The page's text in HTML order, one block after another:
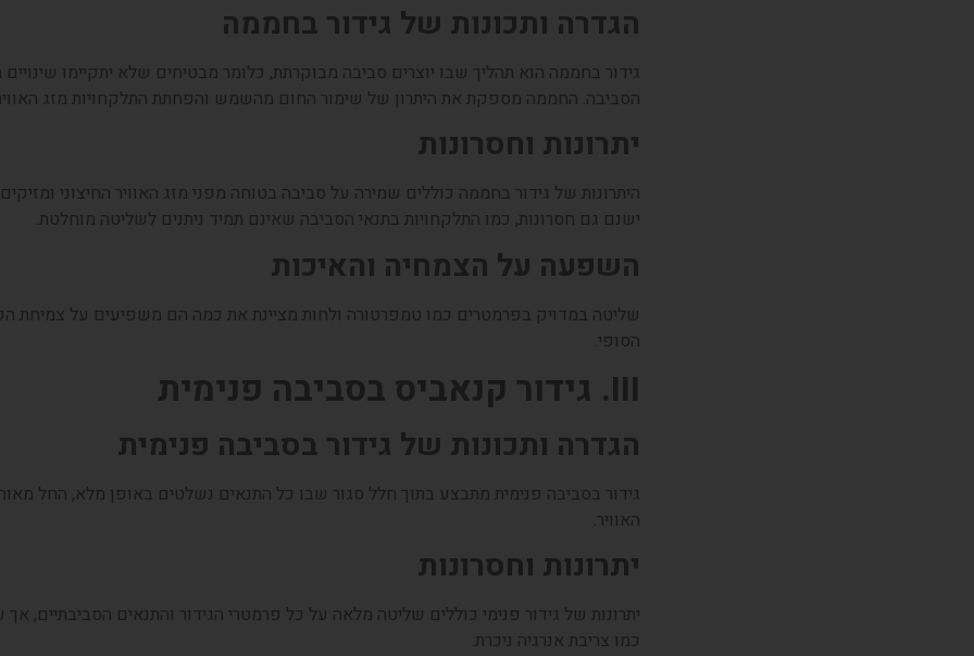
הגדרה ותכונות של גידור בחממה
גידור בחממה הוא תהליך שבו יוצרים סביבה מבוקרתת, כלומר מבטיחים שלא יתקיימו שינויים
הסביבה. החממה מספקת את היתרון של שימור החום מהשמש והפחתת התלקחויות מזג האוויר
יתרונות וחסרונות
היתרונות של גידור בחממה כוללים שמירה על סביבה בטוחה מפני מזג האוויר החיצוני
ישנם גם חסרונות, כמו התלקחויות בתנאי הסביבה שאינם תמיד ניתנים לשליטה מוחלטת.
השפעה על הצמחיה והאיכות
שליטה במדויק בפרמטרים כמו טמפרטורה ולחות מציינת את כמה הם משפיעים על צמיחת
הסופי.
III. גידור קנאביס בסביבה פנימית
הגדרה ותכונות של גידור בסביבה פנימית
גידור בסביבה פנימית מתבצע בתוך חלל סגור שבו כל התנאים נשלטים באופן מלא, החל
האוויר.
יתרונות וחסרונות
יתרונות של גידור פנימי כוללים שליטה מלאה על כל פרמטרי הגידור והתנאים הסביבתיים,
כמו צריבת אנרגיה ניכרת.